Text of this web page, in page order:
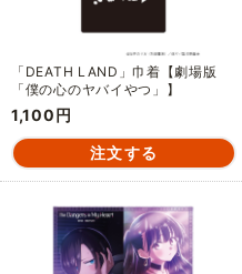
「DEATH LAND」巾着【劇場版
「僕の心のヤバイやつ」】
1,100円